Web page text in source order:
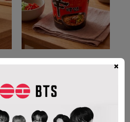
NONGSHIM SHIN
$3.000
AÑADIR AL CARRITO
×